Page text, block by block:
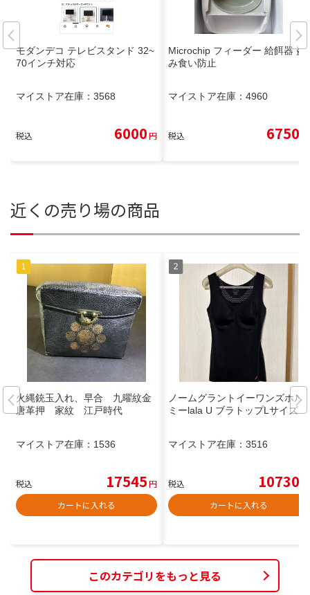
モダンデコ テレビスタンド 32~
70インチ対応
マイストア在庫： 3568
税込 6000円
Microchip フィーダー 給餌器 盗
み食い防止
マイストア在庫： 4960
税込 6750
近くの売り場の商品
火縄銃玉入れ、早合 九曜紋金
唐革押 家紋 江戸時代
マイストア在庫： 1536
税込 17545円
カートに入れる
ノームグラントイーワンズホル
ミーlala U ブラトップLサイズ×2
マイストア在庫： 3516
税込 10730
カートに入れる
このカテゴリをもっと見る